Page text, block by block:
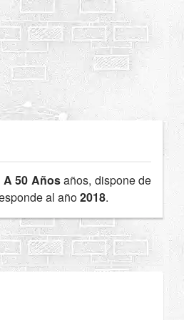
A 50 Añosaños, dispone de
al año2018.